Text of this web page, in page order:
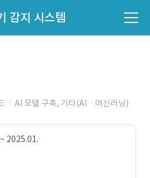
감지 시스템
AI 모델 구축, 기타(AIㆍ머신러닝)
2025.01.